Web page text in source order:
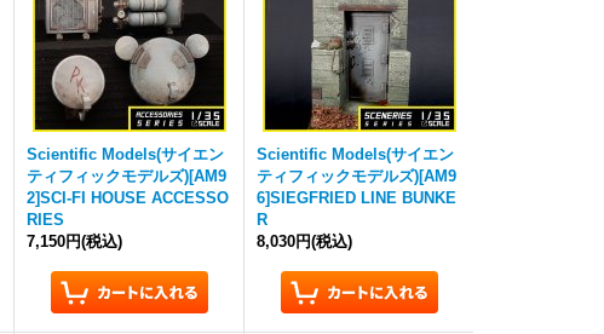
Scientific Models(サイエン
ティフィックモデルズ)[AM9
2]SCI-FI HOUSE ACCESSO
RIES
7,150円(税込)
Scientific Models(サイエン
ティフィックモデルズ)[AM9
6]SIEGFRIED LINE BUNKE
R
8,030円(税込)